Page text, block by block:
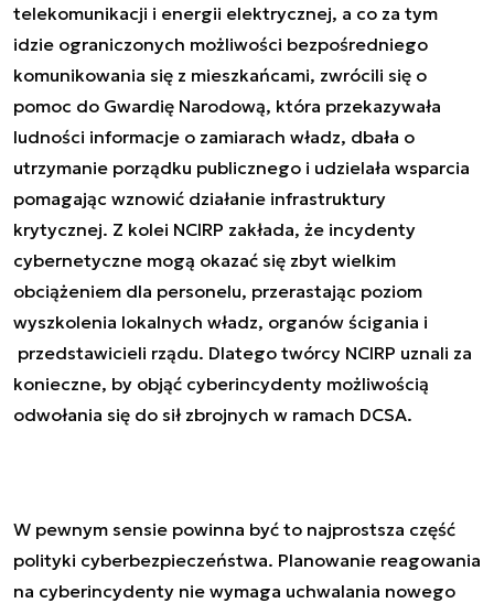
telekomunikacji i energii elektrycznej, a co za tym
idzie ograniczonych możliwości bezpośredniego
komunikowania się z mieszkańcami, zwrócili się o
pomoc do Gwardię Narodową, która przekazywała
ludności informacje o zamiarach władz, dbała o
utrzymanie porządku publicznego i udzielała wsparcia
pomagając wznowić działanie infrastruktury
krytycznej. Z kolei NCIRP zakłada, że incydenty
cybernetyczne mogą okazać się zbyt wielkim
obciążeniem dla personelu, przerastając poziom
wyszkolenia lokalnych władz, organów ścigania i
przedstawicieli rządu. Dlatego twórcy NCIRP uznali za
konieczne, by objąć cyberincydenty możliwością
odwołania się do sił zbrojnych w ramach DCSA.
W pewnym sensie powinna być to najprostsza część
polityki cyberbezpieczeństwa. Planowanie reagowania
na cyberincydenty nie wymaga uchwalania nowego